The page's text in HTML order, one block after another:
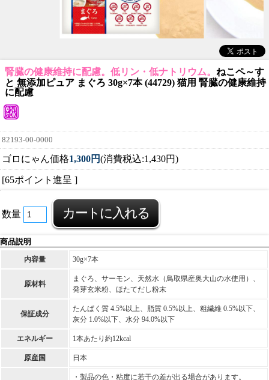
腎臓の健康維持に配慮。低リン・低ナトリウム。 ねこペ～す
と 無添加ピュア まぐろ 30g×7本 (44729) 猫用 腎臓の健康維持
に配慮
82193-00-0000
ゴロにゃん価格1,300円(消費税込:1,430円)
[65ポイント進呈 ]
数量
商品説明
内容量 30g×7本
原材料
まぐろ、サーモン、天然水（鳥取県産奥大山の水使用）、
発芽玄米粉、ほたてだし粉末
保証成分
たんぱく質 4.5%以上、脂質 0.5%以上、粗繊維 0.5%以下、
灰分 1.0%以下、水分 94.0%以下
エネルギー 1本あたり約12kcal
原産国 日本
・製品の色・粘度に若干の差が出る場合があります。